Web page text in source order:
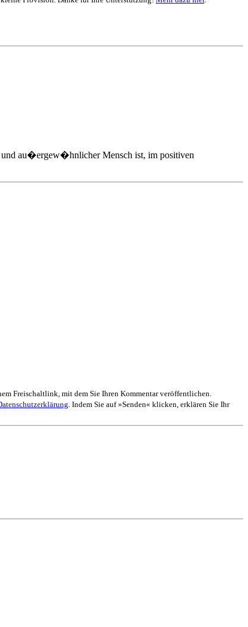
und au�ergew�hnlicher Mensch ist, im positiven
Freischaltlink, mit dem Sie Ihren Kommentar veröffentlichen.
. Indem Sie auf »Senden« klicken, erklären Sie Ihr